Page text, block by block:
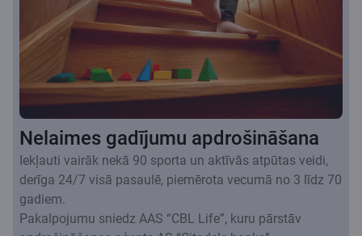
Nelaimes gadījumu apdrošināšana
Iekļauti vairāk nekā 90 sporta un aktīvās atpūtas veidi,
derīga 24/7 visā pasaulē, piemērota vecumā no 3 līdz 70
gadiem.
Pakalpojumu sniedz AAS “CBL Life”, kuru pārstāv